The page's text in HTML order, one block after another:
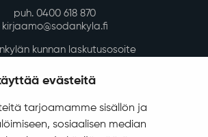
evästeitä
tarjoamamme sisällön ja
sosiaalisen median
puh. 0400 618 870
kirjaamo@sodankyla.fi
kunnan laskutusosoite
Asiakirjajulkisuuskuvaus